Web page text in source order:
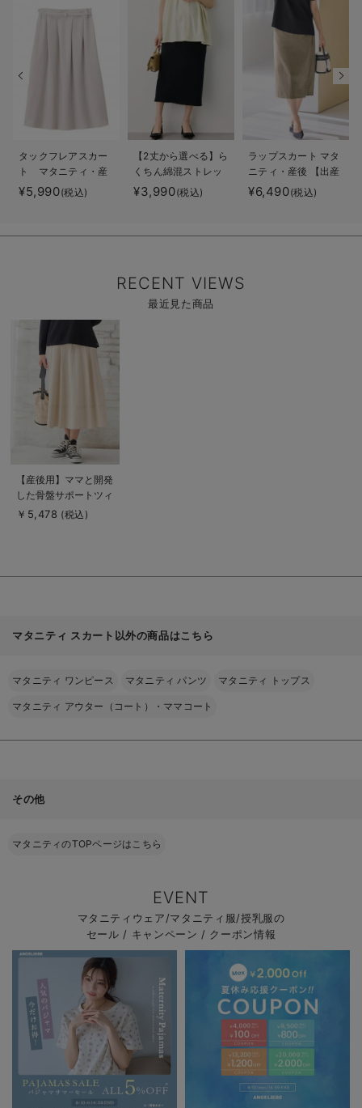
タックフレアスカー
ト マタニティ・産
後【出産後も長く着
られる】
¥5,990(税込)
【2丈から選べる】ら
くちん綿混ストレッ
チリブナロースカー
ト マタニティ・産
¥3,990(税込)
ラップスカート マタ
ニティ・産後 【出産
後も長く使える】
¥6,490(税込)
RECENT VIEWS
最近見た商品
商
品
詳
を
【産後用】ママと開発
した骨盤サポートツィ
ルストレッチスカート
￥5,478 (税込)
マタニティ スカート以外の商品はこちら
マタニティ ワンピース マタニティ パンツ マタニティ トップス
マタニティ アウター（コート）・ママコート
その他
マタニティのTOPページはこちら
EVENT
マタニティウェア/マタニティ服/授乳服の
セール / キャンペーン / クーポン情報